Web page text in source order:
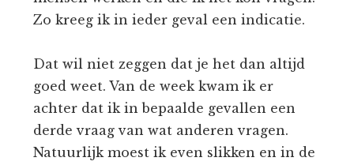
Zo kreeg ik in ieder geval een indicatie.
Dat wil niet zeggen dat je het dan altijd
goed weet. Van de week kwam ik er
achter dat ik in bepaalde gevallen een
derde vraag van wat anderen vragen.
Natuurlijk moest ik even slikken en in de